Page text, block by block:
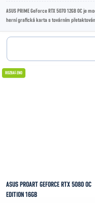
ASUS PRIME GeForce RTX 5070 12GB OC je
herní grafická karta s továrním
ROZBALENO
ASUS PROART GEFORCE RTX 5080 OC
EDITION 16GB